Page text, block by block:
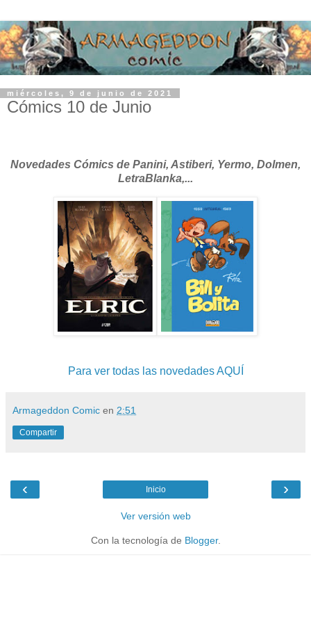
miércoles, 9 de junio de 2021
Cómics 10 de Junio
Novedades Cómics de Panini, Astiberi, Yermo, Dolmen,
LetraBlanka,...
Para ver todas las novedades AQUÍ
Armageddon Comic en 2:51
Compartir
‹ ›
Inicio
Ver versión web
Con la tecnología de Blogger.